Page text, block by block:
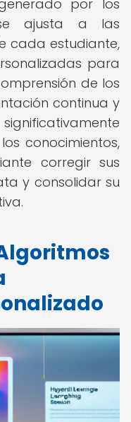
por los
se ajusta a las
cada estudiante,
para
de los
continua y
conocimientos,
corregir sus
y consolidar su